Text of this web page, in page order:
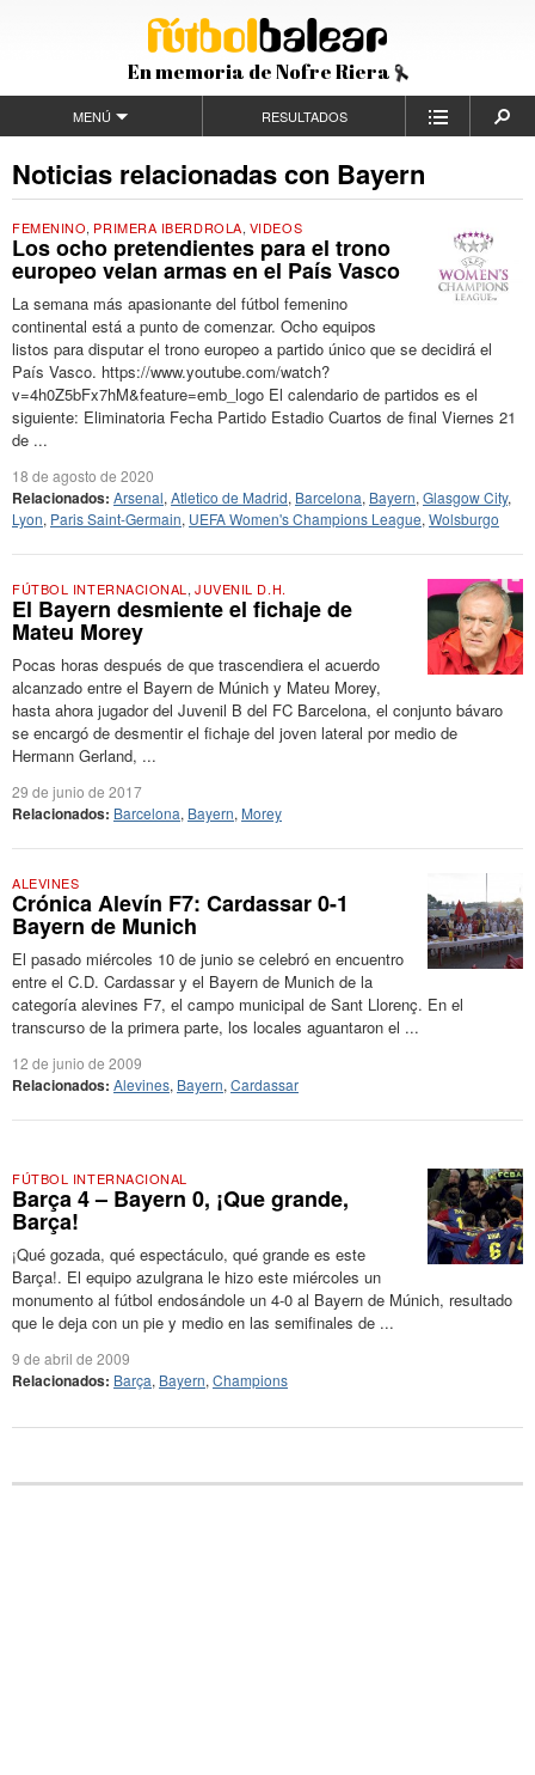
En memoria de Nofre Riera
MENÚ RESULTADOS
Noticias relacionadas con Bayern
FEMENINO, PRIMERA IBERDROLA, VIDEOS
Los ocho pretendientes para el trono
europeo velan armas en el País Vasco
La semana más apasionante del fútbol femenino
continental está a punto de comenzar. Ocho equipos
listos para disputar el trono europeo a partido único que se decidirá el
País Vasco. https://www.youtube.com/watch?
v=4h0Z5bFx7hM&feature=emb_logo El calendario de partidos es el
siguiente: Eliminatoria Fecha Partido Estadio Cuartos de final Viernes 21
de ...
18 de agosto de 2020
Relacionados: Arsenal, Atletico de Madrid, Barcelona, Bayern, Glasgow City,
Lyon, Paris Saint-Germain, UEFA Women's Champions League, Wolsburgo
FÚTBOL INTERNACIONAL , JUVENIL D.H.
El Bayern desmiente el fichaje de
Mateu Morey
Pocas horas después de que trascendiera el acuerdo
alcanzado entre el Bayern de Múnich y Mateu Morey,
hasta ahora jugador del Juvenil B del FC Barcelona, el conjunto bávaro
se encargó de desmentir el fichaje del joven lateral por medio de
Hermann Gerland, ...
29 de junio de 2017
Relacionados: Barcelona, Bayern, Morey
ALEVINES
Crónica Alevín F7: Cardassar 0-1
Bayern de Munich
El pasado miércoles 10 de junio se celebró en encuentro
entre el C.D. Cardassar y el Bayern de Munich de la
categoría alevines F7, el campo municipal de Sant Llorenç. En el
transcurso de la primera parte, los locales aguantaron el ...
12 de junio de 2009
Relacionados: Alevines, Bayern, Cardassar
FÚTBOL INTERNACIONAL
Barça 4 – Bayern 0, ¡Que grande,
Barça!
¡Qué gozada, qué espectáculo, qué grande es este
Barça!. El equipo azulgrana le hizo este miércoles un
monumento al fútbol endosándole un 4-0 al Bayern de Múnich, resultado
que le deja con un pie y medio en las semifinales de ...
9 de abril de 2009
Relacionados: Barça, Bayern, Champions